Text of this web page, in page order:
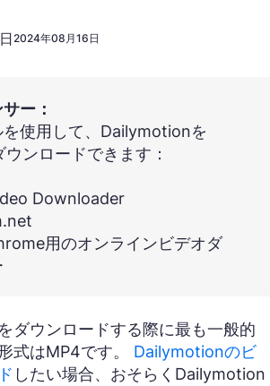
2024年08月16日
ー：
を使用して、Dailymotionを
ンロードできます：
Downloader
用のオンラインビデオダ
ダウンロードする際に最も一般的
式はMP4です。 Dailymotionのビ
したい場合、おそらくDailymotion